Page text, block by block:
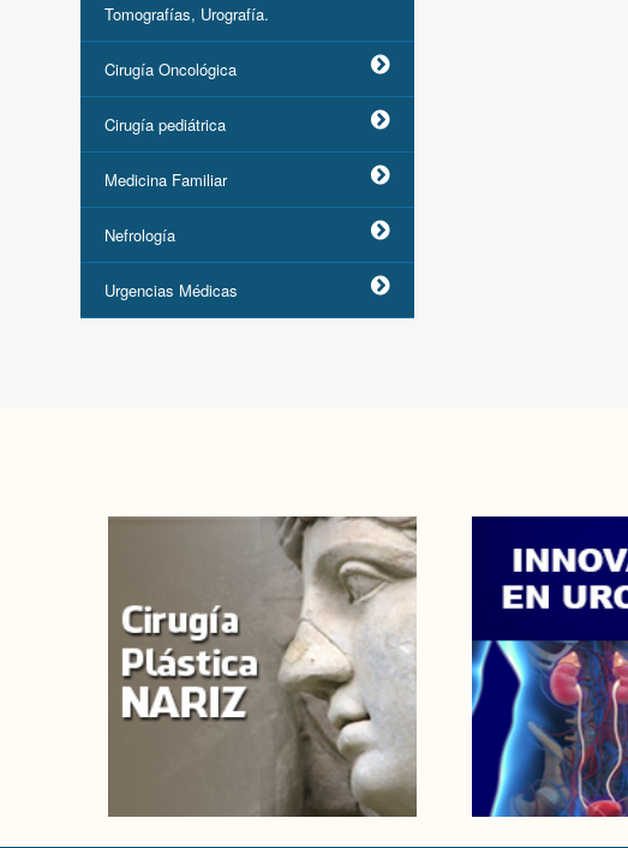
Tomografías, Urografía.
Cirugía Oncológica
Cirugía pediátrica
Medicina Familiar
Nefrología
Urgencias Médicas